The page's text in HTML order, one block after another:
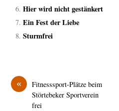
Hier wird nicht gestänkert
Ein Fest der Liebe
Sturmfrei
«
Fitnesssport-Plätze beim
Störtebeker Sportverein
frei